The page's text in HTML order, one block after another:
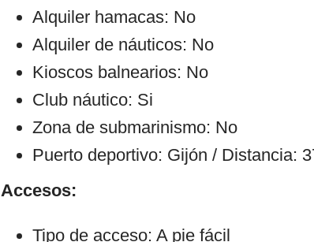
Alquiler hamacas: No
Alquiler de náuticos: No
Kioscos balnearios: No
Club náutico: Si
Zona de submarinismo: No
Puerto deportivo: Gijón / Distancia:
Accesos:
Tipo de acceso: A pie fácil